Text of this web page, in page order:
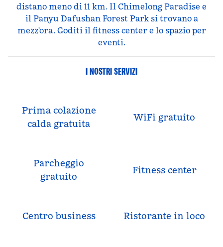
distano meno di 11 km. Il Chimelong Paradise e
il Panyu Dafushan Forest Park si trovano a
mezz'ora. Goditi il fitness center e lo spazio per
eventi.
I NOSTRI SERVIZI
Prima colazione
calda gratuita
WiFi gratuito
Parcheggio
gratuito
Fitness center
Centro business Ristorante in loco